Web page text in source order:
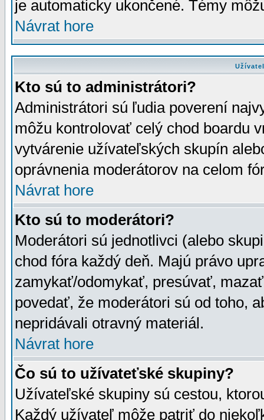
je automaticky ukončené. Témy
Návrat hore
Kto sú to administrátori?
Administrátori sú ľudia poverení
môžu kontrolovať celý chod boardu
vytvárenie užívateľských skupín
oprávnenia moderátorov na celom
Návrat hore
Kto sú to moderátori?
Moderátori sú jednotlivci (alebo
chod fóra každý deň. Majú právo
zamykať/odomykať, presúvať,
povedať, že moderátori sú od toho,
nepridávali otravný materiál.
Návrat hore
Čo sú to užívateťské skupiny?
Užívateľské skupiny sú cestou,
Každý užívateľ môže patriť do